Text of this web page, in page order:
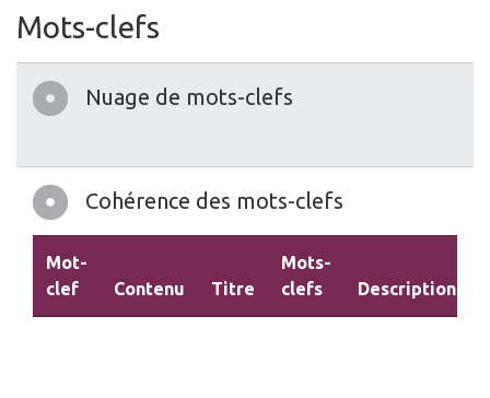
Mots-clefs
Nuage de mots-clefs
Cohérence des mots-clefs
Mot-
clef
Contenu Titre
Mots-
clefs
Description